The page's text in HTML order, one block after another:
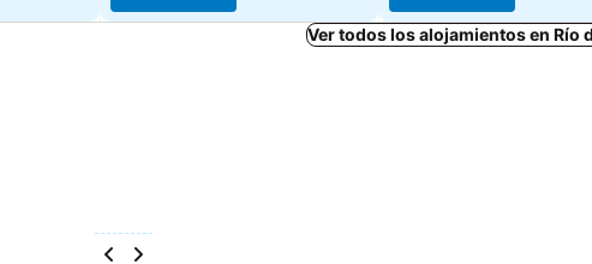
Ver todos los alojamientos en Río